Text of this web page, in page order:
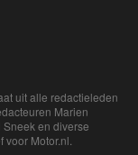
uit alle redactieleden
Marien
en diverse
Motor.nl.